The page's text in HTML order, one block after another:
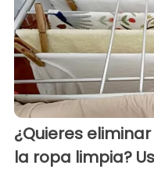
¿Quieres
la ropa limpia?